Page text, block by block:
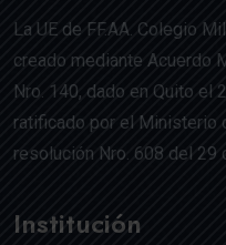
La UE de FF.AA. Colegio
creado mediante Acuerdo
Nro. 140, dado en Quito el
ratificado por el Ministerio
resolución Nro. 608 del 29
Institución